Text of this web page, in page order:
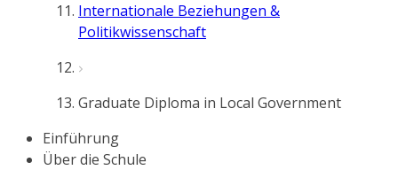
Internationale Beziehungen &
Politikwissenschaft
Graduate Diploma in Local Government
Einführung
Über die Schule